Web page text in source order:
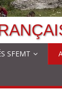
SFEMT